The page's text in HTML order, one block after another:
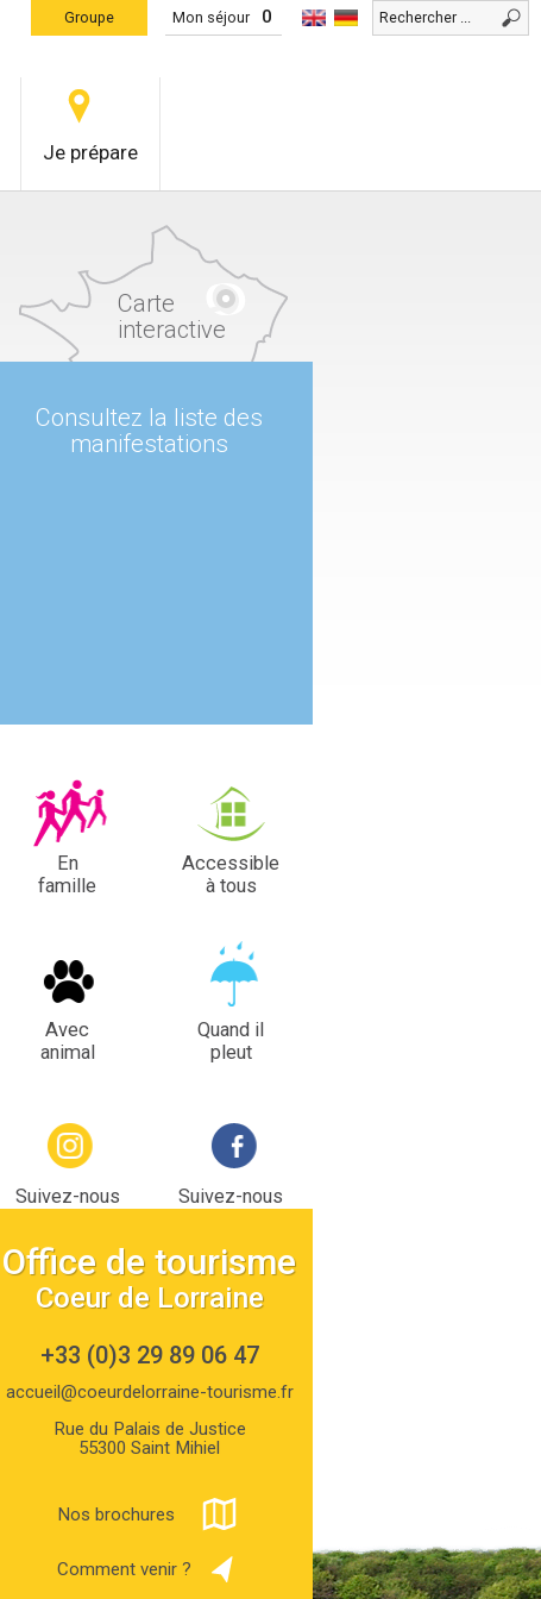
Mon séjour 0
Groupe
Je prépare
Carte
interactive
Consultez la liste des
manifestations
En
famille
Accessible
à tous
Avec
animal
Quand il
pleut
Suivez-nous
Suivez-nous
Office de tourisme
Coeur de Lorraine
+33 (0)3 29 89 06 47
accueil@coeurdelorraine-tourisme.fr
Rue du Palais de Justice
55300 Saint Mihiel
Nos brochures
Comment venir ?